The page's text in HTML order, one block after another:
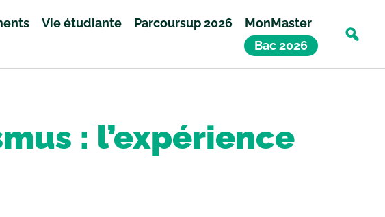
Vie étudiante Parcoursup 2026
MonMaster
Bac 2026
: l’expérience